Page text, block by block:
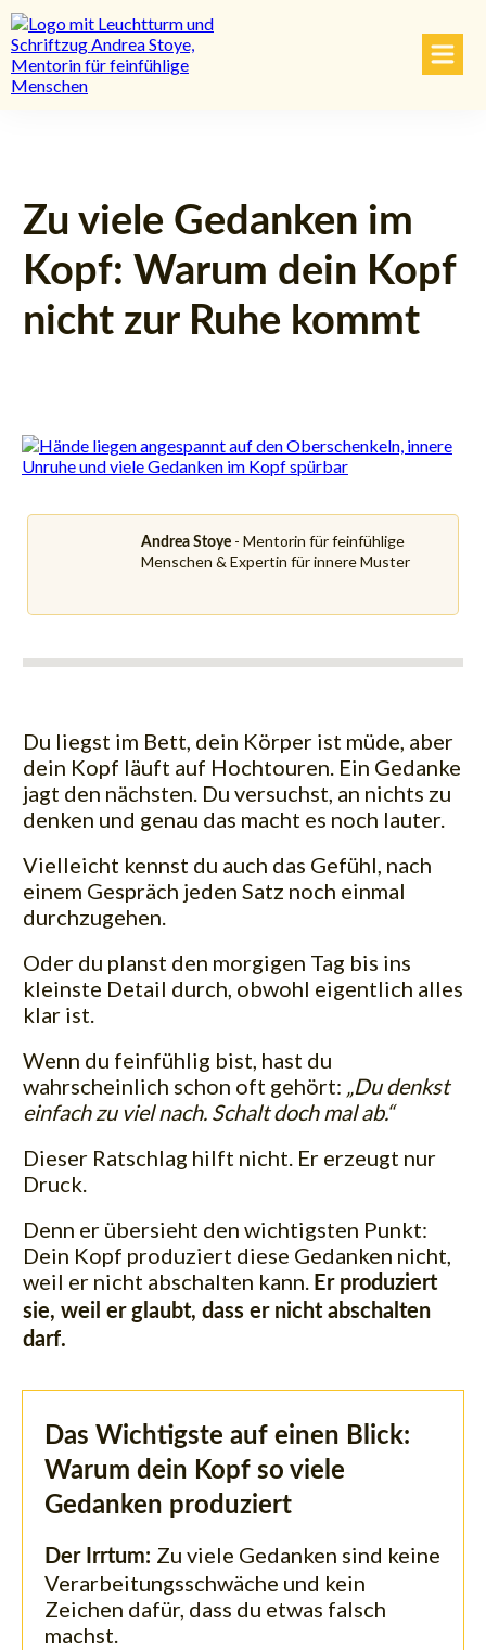
Zu viele Gedanken im
Kopf: Warum dein Kopf
nicht zur Ruhe kommt
Andrea Stoye - Mentorin für feinfühlige
Menschen & Expertin für innere Muster
Du liegst im Bett, dein Körper ist müde, aber
dein Kopf läuft auf Hochtouren. Ein Gedanke
jagt den nächsten. Du versuchst, an nichts zu
denken und genau das macht es noch lauter.
Vielleicht kennst du auch das Gefühl, nach
einem Gespräch jeden Satz noch einmal
durchzugehen.
Oder du planst den morgigen Tag bis ins
kleinste Detail durch, obwohl eigentlich alles
klar ist.
Wenn du feinfühlig bist, hast du
wahrscheinlich schon oft gehört: „Du denkst
einfach zu viel nach. Schalt doch mal ab.“
Dieser Ratschlag hilft nicht. Er erzeugt nur
Druck.
Denn er übersieht den wichtigsten Punkt:
Dein Kopf produziert diese Gedanken nicht,
weil er nicht abschalten kann. Er produziert
sie, weil er glaubt, dass er nicht abschalten
darf.
Das Wichtigste auf einen Blick:
Warum dein Kopf so viele
Gedanken produziert
Der Irrtum: Zu viele Gedanken sind keine
Verarbeitungsschwäche und kein
Zeichen dafür, dass du etwas falsch
machst.